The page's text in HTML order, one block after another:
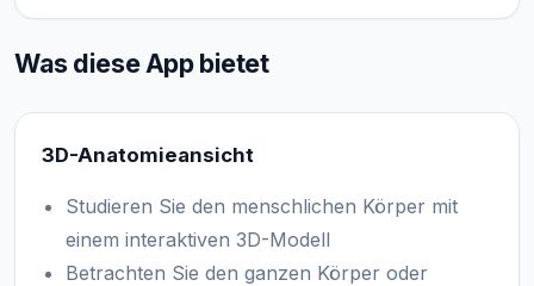
Was diese App bietet
3D-Anatomieansicht
Studieren Sie den menschlichen Körper mit
einem interaktiven 3D-Modell
Betrachten Sie den ganzen Körper oder